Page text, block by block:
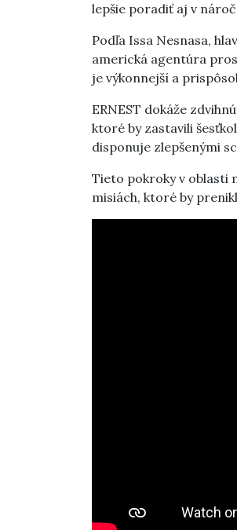
lepšie poradiť aj v
Podľa Issa Nesnasa,
americká agentúra
je výkonnejší a
ERNEST dokáže
ktoré by zastavili
disponuje zlepšenými
Tieto pokroky v oblasti
misiách, ktoré by